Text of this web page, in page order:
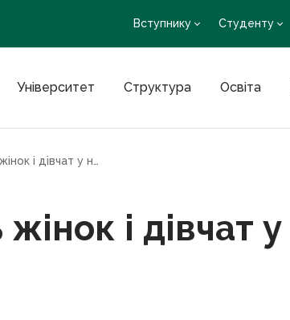
Вступнику Студенту
Університет Структура Освіта
і дівчат у